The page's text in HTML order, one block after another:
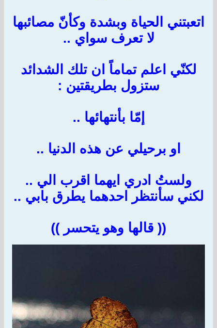
اتعبتني الحياة وبشدة وكأنّ مصائبها
لا تعرف سواي ..
لكنّي اعلم تماماً ان تلك الشدائد
ستزول بطريقتين :
إمّا بأنتهائها ..
او برحيلي عن هذه الدنيا ..
ولستُ ادري ايهما اقرب الي ..
لكني سأنتظر احدهما يطرق بابي ..
(( قالها وهو يتحسر ))